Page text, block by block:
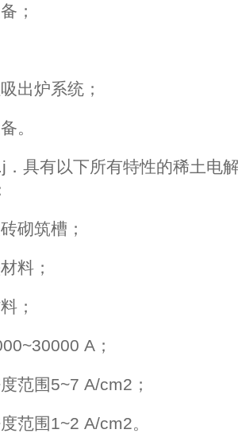
；
出炉系统；
。
．具有以下所有特性的稀土电
砌筑槽；
料；
；
A；
范围5~7 A/cm2；
范围1~2 A/cm2。